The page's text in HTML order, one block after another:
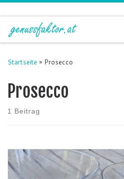
Zum Inhalt springen
Startseite » Prosecco
Prosecco
1 Beitrag